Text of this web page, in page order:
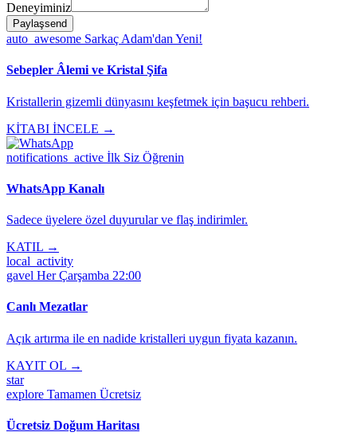
Deneyiminiz
Paylaşsend
auto_awesome Sarkaç Adam'dan Yeni!
Sebepler Âlemi ve Kristal Şifa
Kristallerin gizemli dünyasını keşfetmek için başucu rehberi.
KİTABI İNCELE →
notifications_active İlk Siz Öğrenin
WhatsApp Kanalı
Sadece üyelere özel duyurular ve flaş indirimler.
KATIL →
local_activity
gavel Her Çarşamba 22:00
Canlı Mezatlar
Açık artırma ile en nadide kristalleri uygun fiyata kazanın.
KAYIT OL →
star
explore Tamamen Ücretsiz
Ücretsiz Doğum Haritası